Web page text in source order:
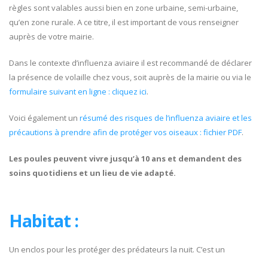
règles sont valables aussi bien en zone urbaine, semi-urbaine,
qu’en zone rurale. A ce titre, il est important de vous renseigner
auprès de votre mairie.
Dans le contexte d’influenza aviaire il est recommandé de déclarer
la présence de volaille chez vous, soit auprès de la mairie ou via le
formulaire suivant en ligne : cliquez ici.
Voici également un résumé des risques de l’influenza aviaire et les
précautions à prendre afin de protéger vos oiseaux : fichier PDF.
Les poules peuvent vivre jusqu’à 10 ans et demandent des
soins quotidiens et un lieu de vie adapté.
Habitat :
Un enclos pour les protéger des prédateurs la nuit. C’est un